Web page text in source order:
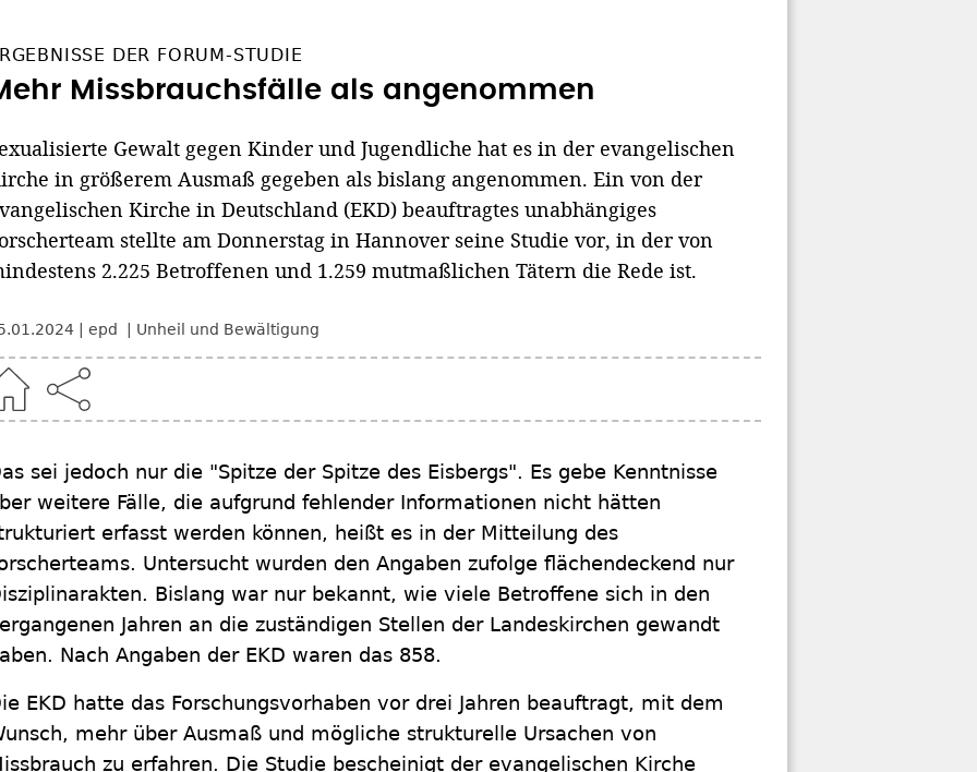
DER FORUM-STUDIE
Missbrauchsfälle als angenommen
Gewalt gegen Kinder und Jugendliche hat es in der evangelischen
in größerem Ausmaß gegeben als bislang angenommen. Ein von der
Kirche in Deutschland (EKD) beauftragtes unabhängiges
stellte am Donnerstag in Hannover seine Studie vor, in der von
2.225 Betroffenen und 1.259 mutmaßlichen Tätern die Rede ist.
epd Unheil und Bewältigung
sei jedoch nur die "Spitze der Spitze des Eisbergs". Es gebe Kenntnisse
weitere Fälle, die aufgrund fehlender Informationen nicht hätten
erfasst werden können, heißt es in der Mitteilung des
Untersucht wurden den Angaben zufolge flächendeckend nur
Bislang war nur bekannt, wie viele Betroffene sich in den
Jahren an die zuständigen Stellen der Landeskirchen gewandt
Nach Angaben der EKD waren das 858.
EKD hatte das Forschungsvorhaben vor drei Jahren beauftragt, mit dem
mehr über Ausmaß und mögliche strukturelle Ursachen von
zu erfahren. Die Studie bescheinigt der evangelischen Kirche